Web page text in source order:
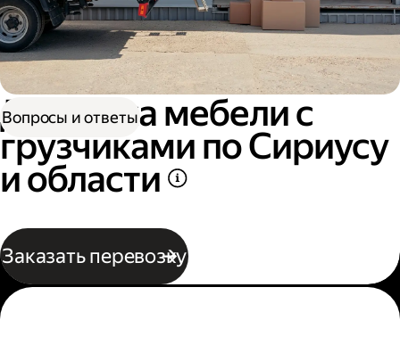
Доставка мебели с
грузчиками по Сириусу
и области
Заказать перевозку
Вопросы и ответы